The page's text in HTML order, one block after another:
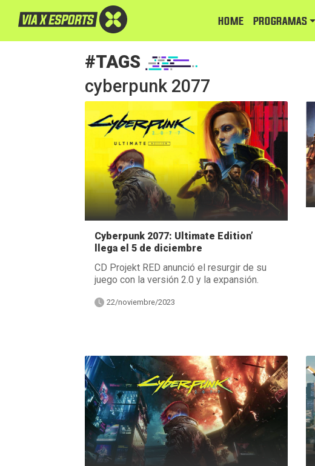
HOME PROGRAMAS
#TAGS
cyberpunk 2077
Cyberpunk 2077: Ultimate Edition’
llega el 5 de diciembre
CD Projekt RED anunció el resurgir de su
juego con la versión 2.0 y la expansión.
22/noviembre/2023